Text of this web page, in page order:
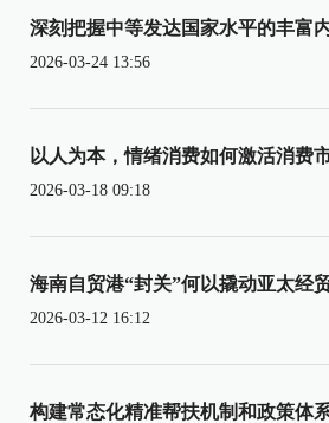
深刻把握中等发达国家水平的丰富
2026-03-24 13:56
以人为本，情绪消费如何激活消费
2026-03-18 09:18
海南自贸港“封关”何以撬动亚太经
2026-03-12 16:12
构建常态化精准帮扶机制和政策体